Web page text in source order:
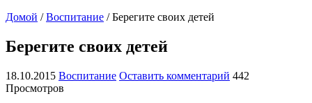
Домой / Воспитание / Берегите своих детей
Берегите своих детей
18.10.2015 Воспитание Оставить комментарий 442
Просмотров